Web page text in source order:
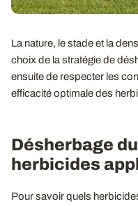
La nature, le stade et la
choix de la stratégie de
ensuite de respecter les
efficacité optimale des
Désherbage
herbicides
Pour savoir quels